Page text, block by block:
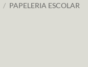
/ PAPELERIA ESCOLAR